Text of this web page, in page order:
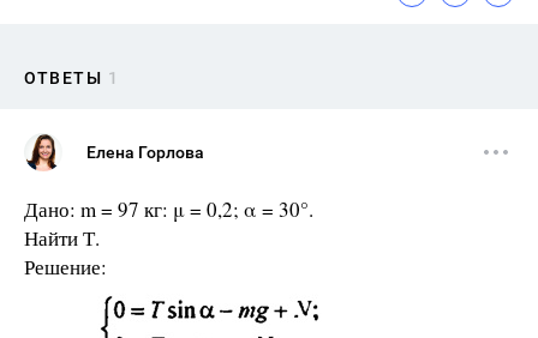
ОТВЕТЫ 1
Елена Горлова
Дано: m = 97 кг: μ = 0,2; α = 30°.
Найти Т.
Решение: